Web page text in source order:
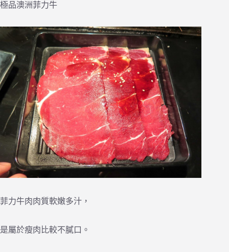
極品澳洲菲力牛
菲力牛肉肉質軟嫩多汁，
是屬於瘦肉比較不膩口。